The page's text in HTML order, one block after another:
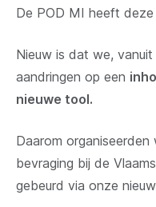
De POD MI heeft
Nieuw is dat we,
aandringen op een
nieuwe tool.
Daarom
bevraging bij de
gebeurd via onze